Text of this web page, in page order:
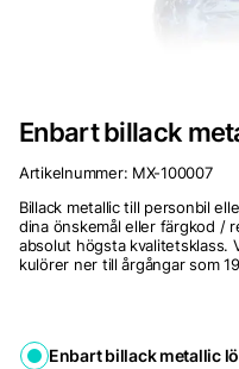
Enbart billack
Artikelnummer: MX-100007
Billack metallic till personbil
dina önskemål eller färgkod /
absolut högsta kvalitetsklass.
kulörer ner till årgångar som
Enbart billack metallic